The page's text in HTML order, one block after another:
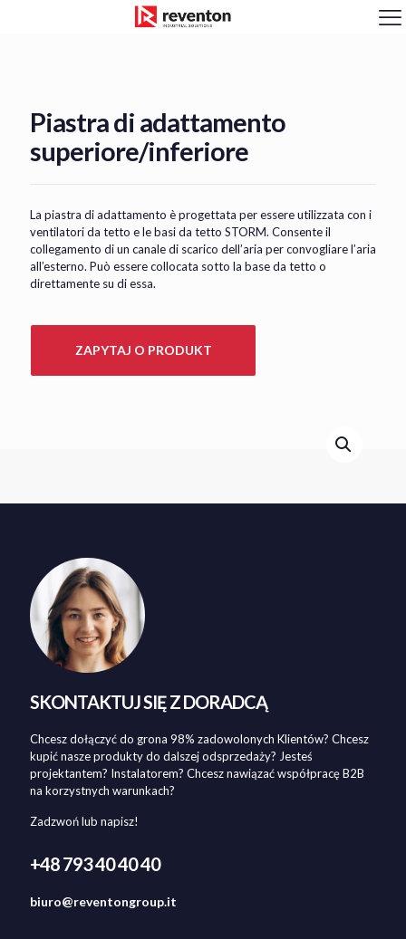
Piastra di adattamento
superiore/inferiore
La piastra di adattamento è progettata per essere utilizzata con i
ventilatori da tetto e le basi da tetto STORM. Consente il
collegamento di un canale di scarico dell’aria per convogliare l’aria
all’esterno. Può essere collocata sotto la base da tetto o
direttamente su di essa.
ZAPYTAJ O PRODUKT
SKONTAKTUJ SIĘ Z DORADCĄ
Chcesz dołączyć do grona 98% zadowolonych Klientów? Chcesz
kupić nasze produkty do dalszej odsprzedaży? Jesteś
projektantem? Instalatorem? Chcesz nawiązać współpracę B2B
na korzystnych warunkach?
Zadzwoń lub napisz!
+48 793 40 40 40
biuro@reventongroup.it